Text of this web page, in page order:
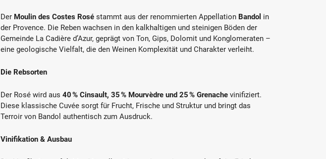
Der Moulin des Costes Rosé stammt aus der renommierten Appellation Bandol in
der Provence. Die Reben wachsen in den kalkhaltigen und steinigen Böden der
Gemeinde La Cadière d’Azur, geprägt von Ton, Gips, Dolomit und Konglomeraten –
eine geologische Vielfalt, die den Weinen Komplexität und Charakter verleiht.
Die Rebsorten
Der Rosé wird aus 40 % Cinsault, 35 % Mourvèdre und 25 % Grenache vinifiziert.
Diese klassische Cuvée sorgt für Frucht, Frische und Struktur und bringt das
Terroir von Bandol authentisch zum Ausdruck.
Vinifikation & Ausbau